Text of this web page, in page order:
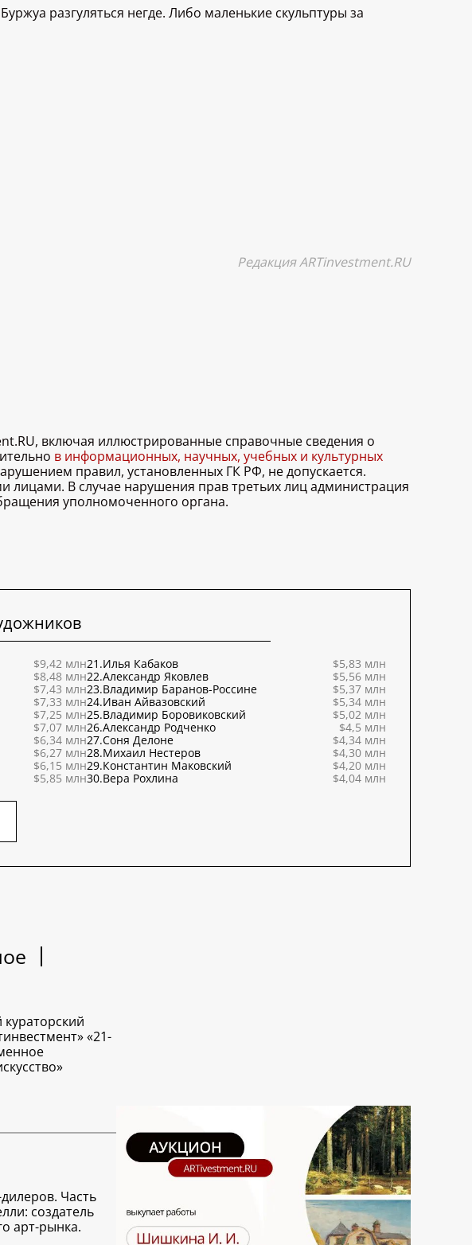
разгуляться негде. Либо маленькие скульптуры за
Редакция ARTinvestment.RU
включая иллюстрированные справочные сведения о
в информационных, научных, учебных и культурных
правил, установленных ГК РФ, не допускается.
лицами. В случае нарушения прав третьих лиц администрация
уполномоченного органа.
$9,42 млн
$8,48 млн
$7,43 млн
$7,33 млн
$7,25 млн
$7,07 млн
$6,34 млн
$6,27 млн
$6,15 млн
$5,85 млн
21.Илья Кабаков
$5,83 млн
22.Александр Яковлев
$5,56 млн
23.Владимир Баранов-Россине
$5,37 млн
24.Иван Айвазовский
$5,34 млн
25.Владимир Боровиковский
$5,02 млн
26.Александр Родченко
$4,5 млн
27.Соня Делоне
$4,34 млн
28.Михаил Нестеров
$4,30 млн
29.Константин Маковский
$4,20 млн
30.Вера Рохлина $4,04 млн
«21-
Часть
создатель
арт-рынка.